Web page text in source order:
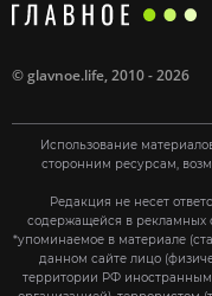
©glavnoe.life, 2010 - 2026
Использование
сторонним ресурсам,
Редакция не несет
содержащейся в рекламных
*упоминаемое в материале
данном сайте лицо
территории РФ иностранным